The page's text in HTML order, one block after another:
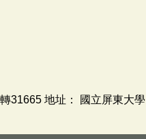
31665 地址： 國立屏東大學